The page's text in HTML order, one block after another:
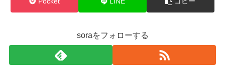
soraをフォローする